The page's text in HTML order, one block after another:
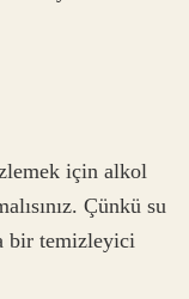
için alkol
Çünkü su
bir temizleyici